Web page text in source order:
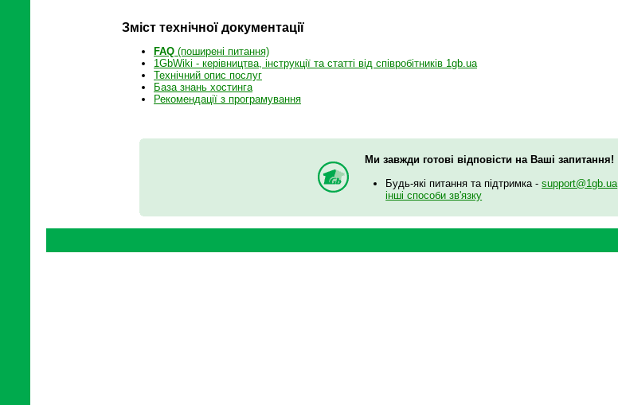
Зміст технічної документації
FAQ (поширені питання)
1GbWiki - керівництва, інструкції та статті від співробітників 1gb.ua
Технічний опис послуг
База знань хостинга
Рекомендації з програмування
Ми завжди готові відповісти на Ваші запитання!
Будь-які питання та підтримка -support@1gb.ua
інші способи зв'язку